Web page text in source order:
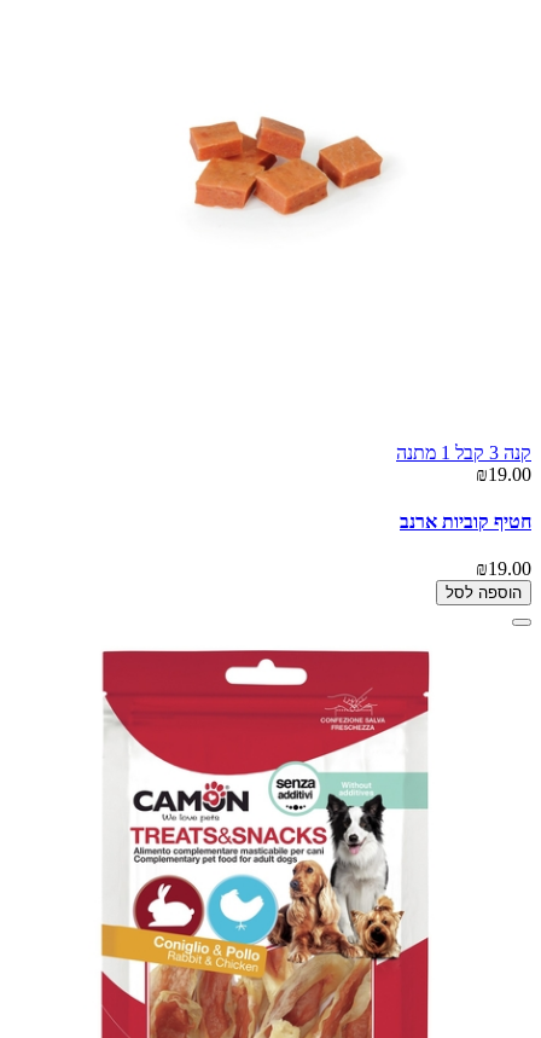
קנה 3 קבל 1 מתנה
₪19.00
חטיף קוביות ארנב
₪19.00
הוספה לסל